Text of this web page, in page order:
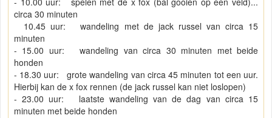
circa 30 minuten
10.45 uur: wandeling met de jack russel van circa 15
minuten
- 15.00 uur: wandeling van circa 30 minuten met beide
honden
- 18.30 uur: grote wandeling van circa 45 minuten tot een uur.
Hierbij kan de x fox rennen (de jack russel kan niet loslopen)
- 23.00 uur: laatste wandeling van de dag van circa 15
minuten met beide honden